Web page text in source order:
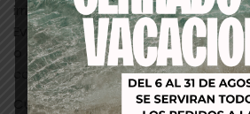
irritar la piel.
Eventualmente puede limpiar más
o crema de limpieza. Aplicar un
con un pañuelo de papel suave.
Cuando queda una sombra de